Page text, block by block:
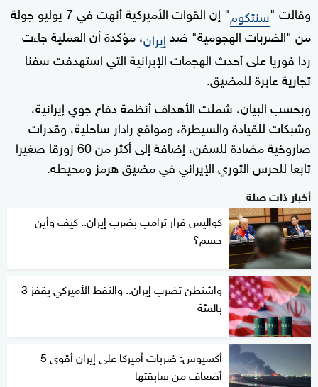
وقالت "سنتكوم
" إن القوات الأميركية أنهت في 7 يوليو جولة
من "الضربات الهجومية" ضدإيران، مؤكدة أن العملية جاءت
ردا فوريا على أحدث الهجمات الإيرانية التي استهدفت سفنا
تجارية عابرة للمضيق.
وبحسب البيان، شملت الأهداف أنظمة دفاع جوي إيرانية،
وشبكات للقيادة والسيطرة، ومواقع رادار ساحلية، وقدرات
صاروخية مضادة للسفن، إضافة إلى أكثر من 60 زورقا صغيرا
تابعا للحرس الثوري الإيراني في مضيق هرمز ومحيطه.
أخبار ذات صلة
كواليس قرار ترامب بضرب إيران.. كيف وأين
حسم؟
واشنطن تضرب إيران.. والنفط الأميركي يقفز 3
بالمئة
أكسيوس: ضربات أميركا على إيران أقوى 5
أضعاف من سابقتها